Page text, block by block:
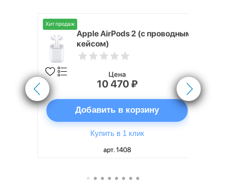
Хит продаж
Apple AirPods 2 (с проводным
кейсом)
Цена
10 470 ₽
Добавить в корзину
Купить в 1 клик
арт. 1408